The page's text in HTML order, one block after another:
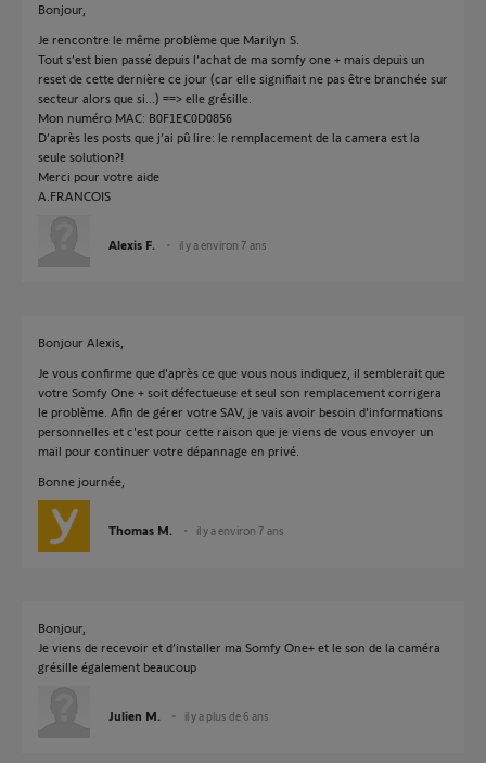
Bonjour,
Je rencontre le même problème que Marilyn S.
Tout s’est bien passé depuis l’achat de ma somfy one + mais depuis un
reset de cette dernière ce jour (car elle signifiait ne pas être branchée sur
secteur alors que si...) ==> elle grésille.
Mon numéro MAC: B0F1EC0D0856
D’après les posts que j’ai pû lire: le remplacement de la camera est la
seule solution?!
Merci pour votre aide
A.FRANCOIS
Alexis F. il y a environ 7 ans
Bonjour Alexis,
Je vous confirme que d'après ce que vous nous indiquez, il semblerait que
votre Somfy One + soit défectueuse et seul son remplacement corrigera
le problème. Afin de gérer votre SAV, je vais avoir besoin d'informations
personnelles et c'est pour cette raison que je viens de vous envoyer un
mail pour continuer votre dépannage en privé.
Bonne journée,
Thomas M. il y a environ 7 ans
Bonjour,
Je viens de recevoir et d’installer ma Somfy One+ et le son de la caméra
grésille également beaucoup
Julien M. il y a plus de 6 ans